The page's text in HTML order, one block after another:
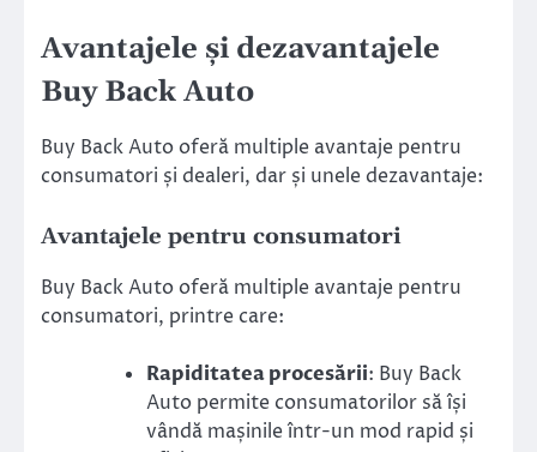
Avantajele și dezavantajele
Buy Back Auto
Buy Back Auto oferă multiple avantaje pentru
consumatori și dealeri, dar și unele dezavantaje:
Avantajele pentru consumatori
Buy Back Auto oferă multiple avantaje pentru
consumatori, printre care:
Rapiditatea procesării: Buy Back
Auto permite consumatorilor să își
vândă mașinile într-un mod rapid și